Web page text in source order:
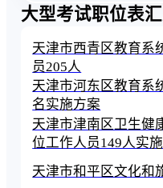
大型考试职位表
天津市西青区教育系
员205人
天津市河东区教育系
名实施方案
天津市津南区卫生健
位工作人员149人实
天津市和平区文化和